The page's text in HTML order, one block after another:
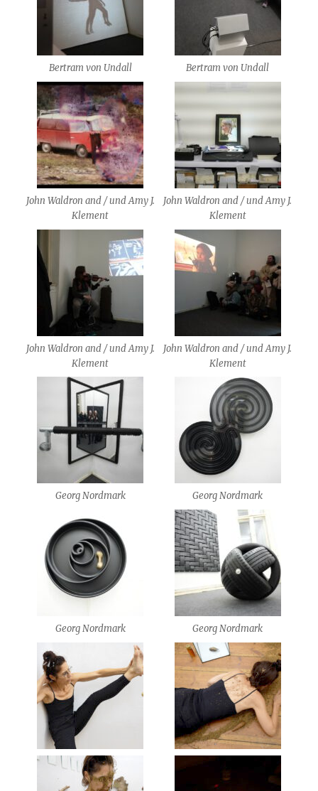
Bertram von Undall Bertram von Undall
John Waldron and / und Amy J.
Klement
John Waldron and / und Amy J.
Klement
John Waldron and / und Amy J.
Klement
John Waldron and / und Amy J.
Klement
Georg Nordmark Georg Nordmark
Georg Nordmark Georg Nordmark